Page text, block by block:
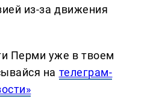
из-за движения
Перми уже в твоем
на телеграм-